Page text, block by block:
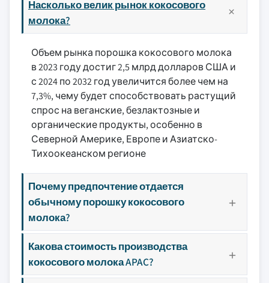
Насколько велик рынок кокосового
молока?
Объем рынка порошка кокосового молока
в 2023 году достиг 2,5 млрд долларов США и
с 2024 по 2032 год увеличится более чем на
7,3%, чему будет способствовать растущий
спрос на веганские, безлактозные и
органические продукты, особенно в
Северной Америке, Европе и Азиатско-
Тихоокеанском регионе
Почему предпочтение отдается
обычному порошку кокосового
молока?
Какова стоимость производства
кокосового молока APAC?